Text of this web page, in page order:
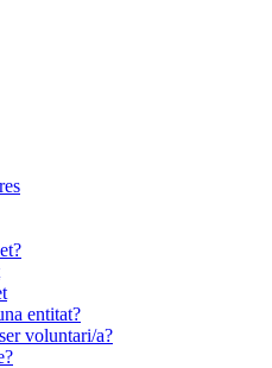
entitat?
voluntari/a?